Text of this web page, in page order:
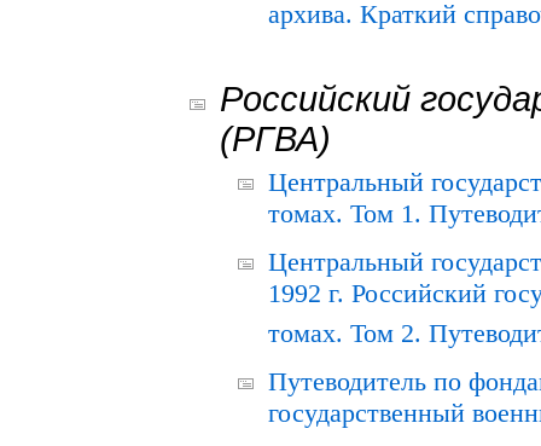
архива. Краткий
Российский
(РГВА)
Центральный
томах. Том 1.
Центральный
1992 г. Российский
томах. Том 2.
Путеводитель по
государственный